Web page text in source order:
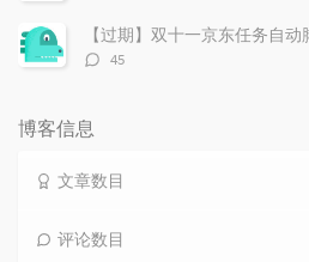
数：
【过期】双十一京东任务自动
评
45
博客信息
文章数目
评论数目